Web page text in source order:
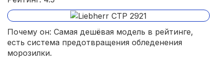
Почему он: Самая дешёвая модель в рейтинге,
есть система предотвращения обледенения
морозилки.